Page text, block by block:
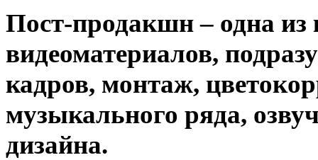
Пост-продакшн – одна из
видеоматериалов,
кадров, монтаж,
музыкального ряда,
дизайна.